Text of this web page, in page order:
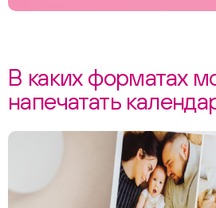
В каких форматах
напечатать